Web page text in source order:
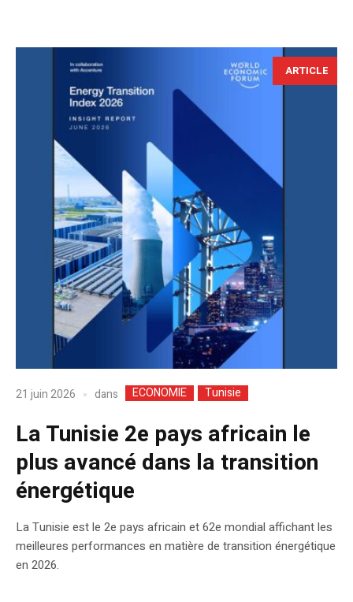
ARTICLE
21 juin 2026 dans ECONOMIE Tunisie
La Tunisie 2e pays africain le
plus avancé dans la transition
énergétique
La Tunisie est le 2e pays africain et 62e mondial affichant les
meilleures performances en matière de transition énergétique
en 2026.